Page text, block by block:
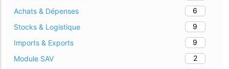
Achats & Dépenses
6
Stocks & Logistique
9
Imports & Exports
9
Module SAV
2